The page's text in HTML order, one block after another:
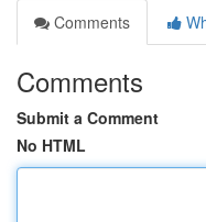
Comments
Comments
Submit a Comment
No HTML